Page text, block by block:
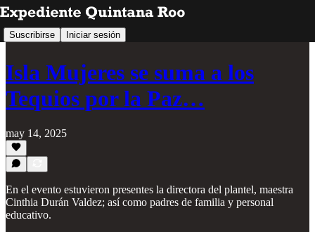
Suscribirse Iniciar sesión
Isla Mujeres se suma a los
Tequios por la Paz…
may 14, 2025
En el evento estuvieron presentes la directora del plantel, maestra
Cinthia Durán Valdez; así como padres de familia y personal
educativo.